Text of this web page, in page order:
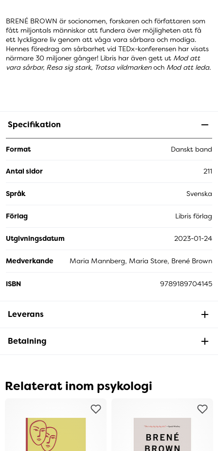
BRENÉ BROWN är socionomen, forskaren och författaren som
fått miljontals människor att fundera över möjligheten att få
ett lyckligare liv genom att våga vara sårbara och modiga.
Hennes föredrag om sårbarhet vid TEDx-konferensen har visats
närmare 30 miljoner gånger! Libris har även gett ut Mod att
vara sårbar, Resa sig stark, Trotsa vildmarkenoch Mod att leda.
Specifikation
Format Danskt band
Antal sidor 211
Språk Svenska
Förlag Libris förlag
Utgivningsdatum 2023-01-24
Medverkande Maria Mannberg, Maria Store, Brené Brown
ISBN 9789189704145
Leverans
Betalning
Relaterat inom psykologi